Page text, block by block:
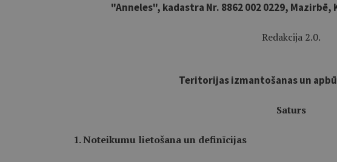
"Anneles", kadastra Nr. 8862 002 0229,
Redakcija 2.0.
Teritorijas izmantošanas un
Saturs
1. Noteikumu lietošana un definīcijas